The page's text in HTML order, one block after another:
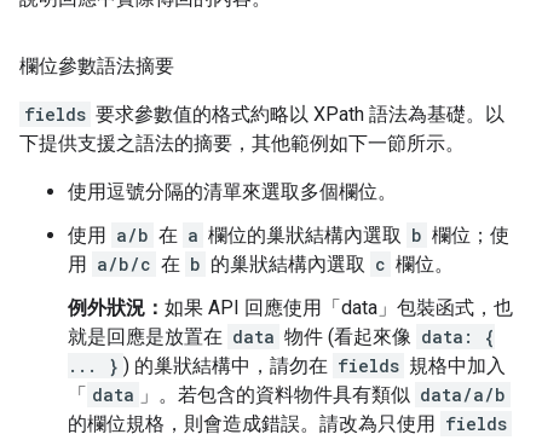
欄位參數語法摘要
fields 要求參數值的格式約略以 XPath 語法為基礎。以
下提供支援之語法的摘要，其他範例如下一節所示。
使用逗號分隔的清單來選取多個欄位。
使用 a/b 在 a 欄位的巢狀結構內選取 b 欄位；使
用 a/b/c 在 b 的巢狀結構內選取 c 欄位。
例外狀況： 如果 API 回應使用「data」包裝函式，也
就是回應是放置在 data 物件 (看起來像 data: {
... } ) 的巢狀結構中，請勿在 fields 規格中加入
「 data 」。若包含的資料物件具有類似 data/a/b
的欄位規格，則會造成錯誤。請改為只使用 fields